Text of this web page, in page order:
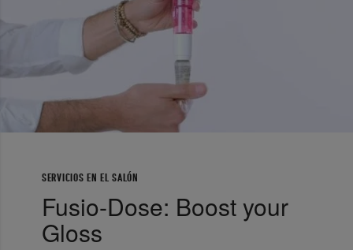
SERVICIOS EN EL SALÓN
Fusio-Dose: Boost your
Gloss